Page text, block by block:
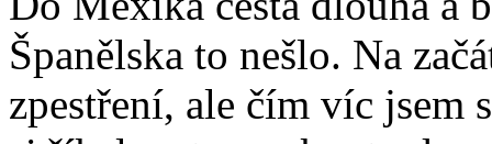
Španělska to nešlo. Na
zpestření, ale čím víc jsem